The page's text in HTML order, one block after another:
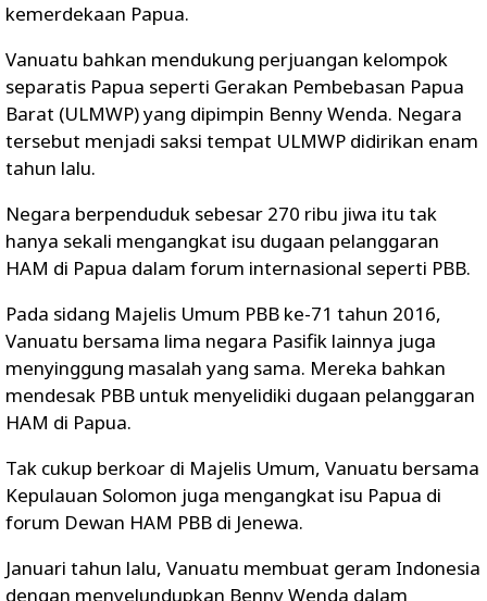
kemerdekaan Papua.
Vanuatu bahkan mendukung perjuangan kelompok
separatis Papua seperti Gerakan Pembebasan Papua
Barat (ULMWP) yang dipimpin Benny Wenda. Negara
tersebut menjadi saksi tempat ULMWP didirikan enam
tahun lalu.
Negara berpenduduk sebesar 270 ribu jiwa itu tak
hanya sekali mengangkat isu dugaan pelanggaran
HAM di Papua dalam forum internasional seperti PBB.
Pada sidang Majelis Umum PBB ke-71 tahun 2016,
Vanuatu bersama lima negara Pasifik lainnya juga
menyinggung masalah yang sama. Mereka bahkan
mendesak PBB untuk menyelidiki dugaan pelanggaran
HAM di Papua.
Tak cukup berkoar di Majelis Umum, Vanuatu bersama
Kepulauan Solomon juga mengangkat isu Papua di
forum Dewan HAM PBB di Jenewa.
Januari tahun lalu, Vanuatu membuat geram Indonesia
dengan menyelundupkan Benny Wenda dalam